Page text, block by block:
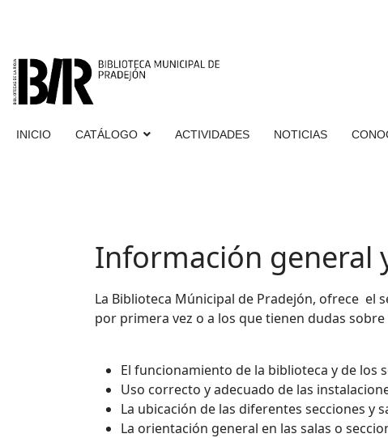
INICIO CATÁLOGO ACTIVIDADES NOTICIAS
Información general
La Biblioteca Múnicipal de Pradejón, ofrece el
por primera vez o a los que tienen dudas
El funcionamiento de la biblioteca y de los
Uso correcto y adecuado de las
La ubicación de las diferentes secciones y
La orientación general en las salas o